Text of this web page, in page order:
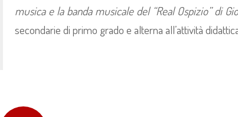
musica e la banda musicale del “Real Ospizio” di
secondarie di primo grado e alterna all’attività